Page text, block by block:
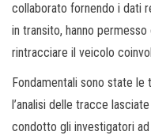
collaborato fornendo i dati
in transito, hanno
rintracciare il veicolo
Fondamentali sono state
l’analisi delle tracce
condotto gli investigatori